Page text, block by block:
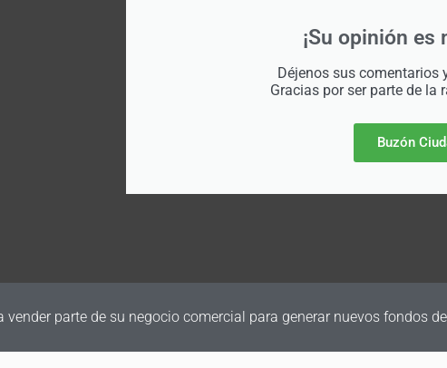
¡Su opinión es
Déjenos sus comentarios
Gracias por ser parte de la
Buzón
vender parte de su negocio comercial para generar nuevos fondos